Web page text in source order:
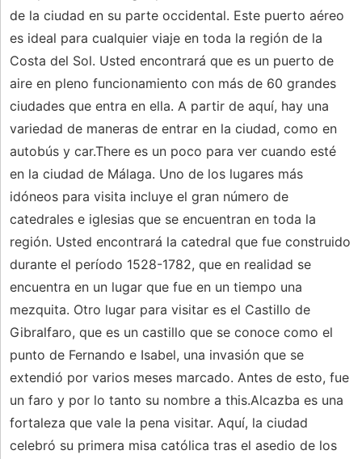
de la ciudad en su parte occidental. Este puerto aéreo
es ideal para cualquier viaje en toda la región de la
Costa del Sol. Usted encontrará que es un puerto de
aire en pleno funcionamiento con más de 60 grandes
ciudades que entra en ella. A partir de aquí, hay una
variedad de maneras de entrar en la ciudad, como en
autobús y car.There es un poco para ver cuando esté
en la ciudad de Málaga. Uno de los lugares más
idóneos para visita incluye el gran número de
catedrales e iglesias que se encuentran en toda la
región. Usted encontrará la catedral que fue construido
durante el período 1528-1782, que en realidad se
encuentra en un lugar que fue en un tiempo una
mezquita. Otro lugar para visitar es el Castillo de
Gibralfaro, que es un castillo que se conoce como el
punto de Fernando e Isabel, una invasión que se
extendió por varios meses marcado. Antes de esto, fue
un faro y por lo tanto su nombre a this.Alcazba es una
fortaleza que vale la pena visitar. Aquí, la ciudad
celebró su primera misa católica tras el asedio de los